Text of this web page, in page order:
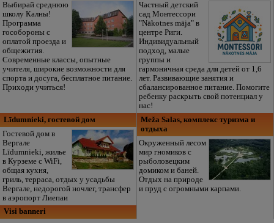
Выбирай среднюю
школу Калны!
Программа
гособороны с
оплатой проезда и
общежития.
Современные классы, опытные
учителя, широкие возможности для
спорта и досуга, бесплатное питание.
Приходи учиться!
Частный детский
сад Монтессори
"Nākotnes māja" в
центре Риги.
Индивидуальный
подход, малые
группы и
гармоничная среда для детей от 1,6
лет. Развивающие занятия и
сбалансированное питание. Помогите
ребенку раскрыть свой потенциал у
нас!
Līdumnieki, гостевой дом
Гостевой дом в
Вергале
Līdumnieki, жилье
в Курземе с WiFi,
общая кухня,
гриль, терраса, отдых у усадьбы
Вергале, недорогой ночлег, трансфер
в аэропорт Лиепаи
Meža Salas, комплекс туризма и
отдыха
Окруженный лесом
мир гномиков с
рыболовецким
домиком и баней.
Отдых на природе
и пруд с огромными карпами.
Visi banneri